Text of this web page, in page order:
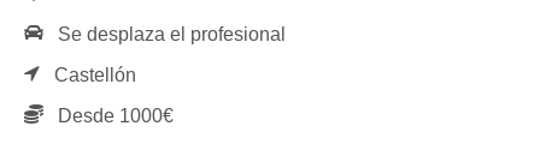
Se desplaza el profesional
Castellón
Desde 1000€